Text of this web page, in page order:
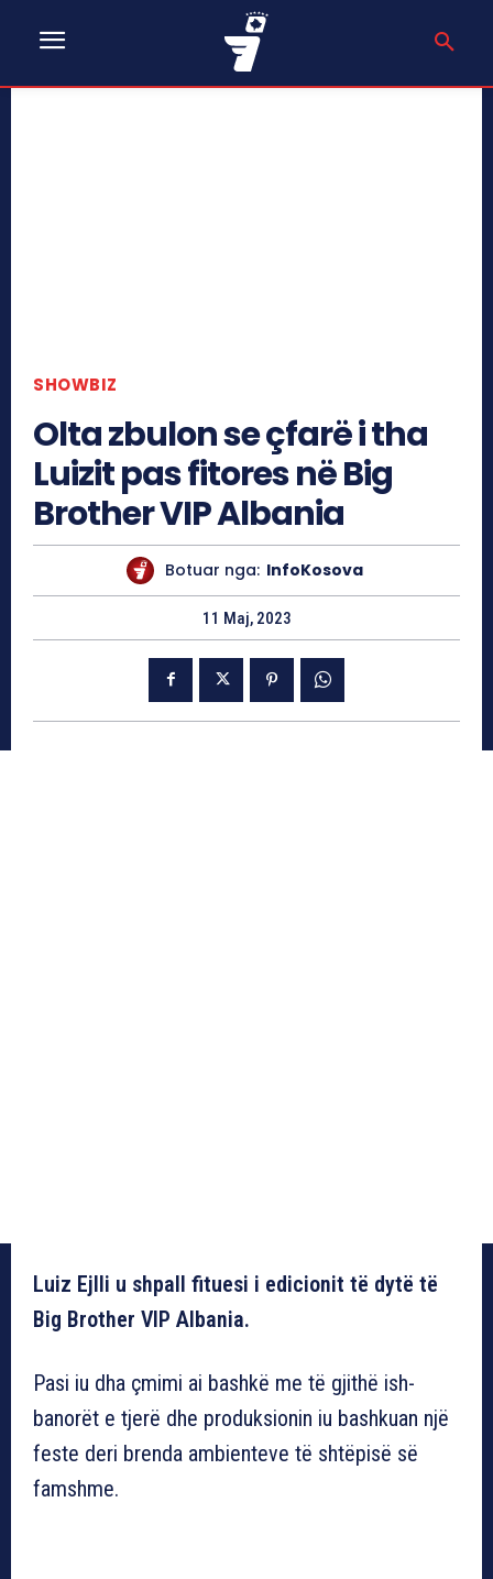
SHOWBIZ
Olta zbulon se çfarë i tha
Luizit pas fitores në Big
Brother VIP Albania
Botuar nga: InfoKosova
11 Maj, 2023
Luiz Ejlli u shpall fituesi i edicionit të dytë të
Big Brother VIP Albania.
Pasi iu dha çmimi ai bashkë me të gjithë ish-
banorët e tjerë dhe produksionin iu bashkuan një
feste deri brenda ambienteve të shtëpisë së
famshme.